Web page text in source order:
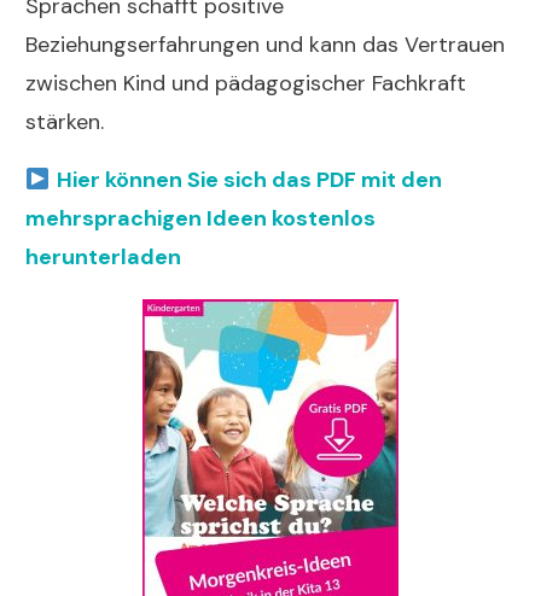
Sprachen schafft positive
Beziehungserfahrungen und kann das Vertrauen
zwischen Kind und pädagogischer Fachkraft
stärken.
Hier können Sie sich das PDF mit den
mehrsprachigen Ideen kostenlos
herunterladen